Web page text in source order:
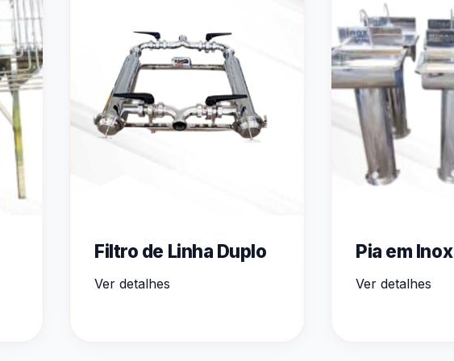
Filtro de Linha Duplo
Ver detalhes
Pia em Inox
Ver detalhes